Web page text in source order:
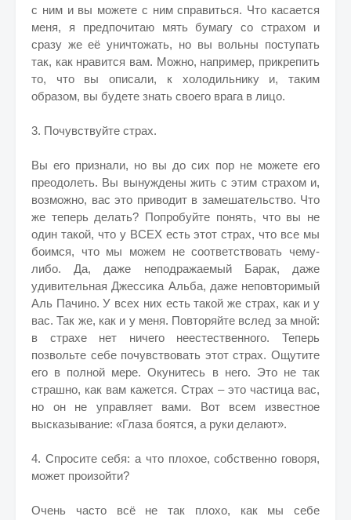
с ним и вы можете с ним справиться. Что касается
меня, я предпочитаю мять бумагу со страхом и
сразу же её уничтожать, но вы вольны поступать
так, как нравится вам. Можно, например, прикрепить
то, что вы описали, к холодильнику и, таким
образом, вы будете знать своего врага в лицо.
3. Почувствуйте страх.
Вы его признали, но вы до сих пор не можете его
преодолеть. Вы вынуждены жить с этим страхом и,
возможно, вас это приводит в замешательство. Что
же теперь делать? Попробуйте понять, что вы не
один такой, что у ВСЕХ есть этот страх, что все мы
боимся, что мы можем не соответствовать чему-
либо. Да, даже неподражаемый Барак, даже
удивительная Джессика Альба, даже неповторимый
Аль Пачино. У всех них есть такой же страх, как и у
вас. Так же, как и у меня. Повторяйте вслед за мной:
в страхе нет ничего неестественного. Теперь
позвольте себе почувствовать этот страх. Ощутите
его в полной мере. Окунитесь в него. Это не так
страшно, как вам кажется. Страх – это частица вас,
но он не управляет вами. Вот всем известное
высказывание: «Глаза боятся, а руки делают».
4. Спросите себя: а что плохое, собственно говоря,
может произойти?
Очень часто всё не так плохо, как мы себе